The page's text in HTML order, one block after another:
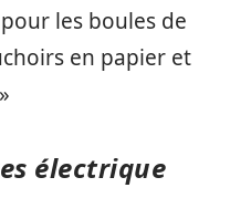
les boules de
en papier et
électrique